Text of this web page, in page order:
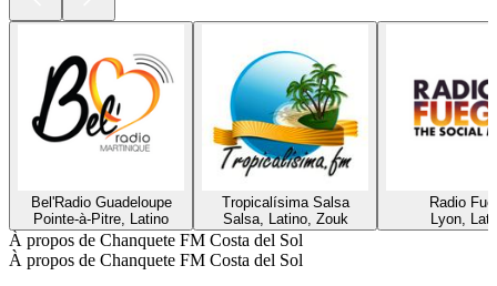
Bel'Radio Guadeloupe
Pointe-à-Pitre, Latino
Tropicalísima Salsa
Salsa, Latino, Zouk
Radio
Lyon,
À propos de Chanquete FM Costa del Sol
À propos de Chanquete FM Costa del Sol